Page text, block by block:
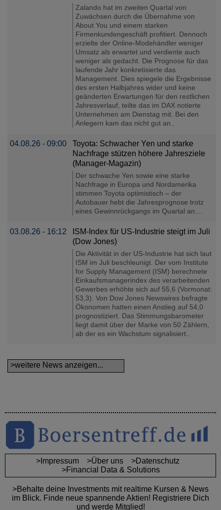
Zalando hat im zweiten Quartal von
Zuwächsen durch die Übernahme von
About You und einem starken
Firmenkundengeschäft profitiert. Dennoch
erzielte der Online-Modehändler weniger
Umsatz als erwartet und verdiente auch
weniger als gedacht. Die Prognose für das
laufende Jahr konkretisierte das
Management. Dies spiegele die Ergebnisse
des ersten Halbjahres wider und keine
geänderten Erwartungen für den restlichen
Jahresverlauf, teilte das im DAX notierte
Unternehmen am Dienstag mit. Bei den
Anlegern kam das nicht gut an..
04.08.26 - 09:00
Toyota: Schwacher Yen und starke
Nachfrage stützen höhere Jahresziele
(Manager-Magazin)
Der schwache Yen sowie eine starke
Nachfrage in Europa und Nordamerika
stimmen Toyota optimistisch – der
Autobauer hebt die Jahresprognose trotz
eines Gewinnrückgangs im Quartal an....
03.08.26 - 16:12
ISM-Index für US-Industrie steigt im Juli
(Dow Jones)
Die Aktivität in der US-Industrie hat sich laut
ISM im Juli beschleunigt. Der vom Institute
for Supply Management (ISM) berechnete
Einkaufsmanagerindex des verarbeitenden
Gewerbes erhöhte sich auf 55,6 (Vormonat:
53,3). Von Dow Jones Newswires befragte
Ökonomen hatten einen Anstieg auf 54,0
prognostiziert. Das Stimmungsbarometer
liegt damit über der Marke von 50 Zählern,
ab der es ein Wachstum signalisiert..
>weitere News anzeigen...
>Impressum >Über uns
>Datenschutz
>Financial Data & Solutions
>Behalte deine Investments mit realtime Kursen & News
im Blick. Finde neue spannende Aktien! Registriere Dich
und werde Mitglied!